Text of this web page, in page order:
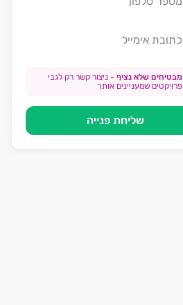
מבטיחים שלא נציף - ניצור קשר רק לגבי
פרויקטים שמעניינים אותך
שליחת פנייה